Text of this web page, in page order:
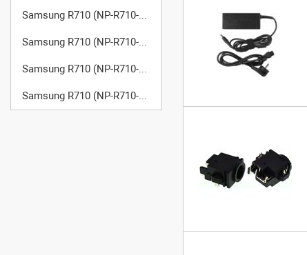
Samsung R710 (NP-R710-FS0A)
Samsung R710 (NP-R710-FS0B)
Samsung R710 (NP-R710-FS0C)
Samsung R710 (NP-R710-FT01)